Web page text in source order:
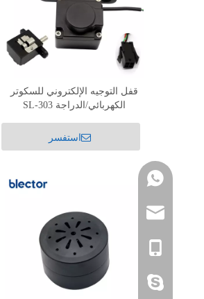
قفل التوجيه الإلكتروني للسكوتر
الكهربائي/الدراجة SL-303
استفسر
+86 15112692081
sales01@blector.com
86- 18816272101
alicechen1213